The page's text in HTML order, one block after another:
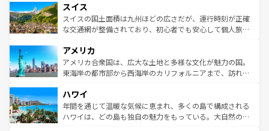
れる地方に足を運ぶとそれぞれで全く異なる文化を体験で
きるだろう。 なお、新着のフランス情報はコンテンツ一覧
を参照してほしい。
は、お酒好きな人にはぜひ体験してほしい。 なお、新着の
ドイツ情報はコンテンツ一覧を参照してほしい。
リアごとに異なる魅力がある。また、優雅なアフタヌーン
ティー、ビール好きにはたまらない英国パブ、サッカー観
戦など、本場だからこそできる体験も豊富。イギリスを旅
ンツ一覧を参照してほしい。
スイス
スイスの国土面積は九州ほどの広さだが、運行時刻が正確
な交通網が整備されており、初心者でも安心して個人旅行
の建物がそのまま残る町や、スイスならではのユニークな
博物館もあり、アルプス観光だけでなく町歩きも満喫する
ことができる。国民の所得が高いため物価も高いが、旅行
ば市内交通費無料で観光を楽しむこともできる。 なお、新
着のスイス情報はコンテンツ一覧 を参照してほしい。
アメリカ
アメリカ合衆国は、広大な土地と多様な文化が魅力の国。
東海岸の都市部から西海岸のカリフォルニアまで、訪れる
のような巨大都市は、観光、ショッピング、エンターテイ
ンメントが詰まった刺激的なスポットだ。一方、アメリカ
西部には大自然が広がり、グランドキャニオンやイエロー
ハワイ
年間を通じて温暖な気候に恵まれ、多くの島で構成される
ハワイは、どの島も独自の魅力をもっている。大自然の神